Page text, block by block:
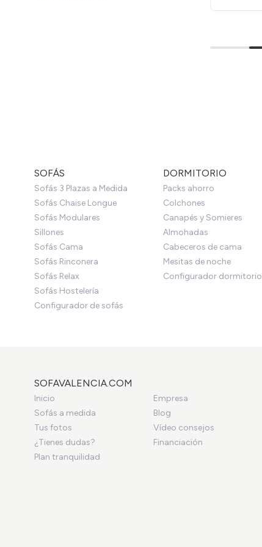
SOFÁS
Sofás 3 Plazas a Medida
Sofás Chaise Longue
Sofás Modulares
Sillones
Sofás Cama
Sofás Rinconera
Sofás Relax
Sofás Hostelería
Configurador de sofás
DORMITORIO
Packs ahorro
Colchones
Canapés y Somieres
Almohadas
Cabeceros de cama
Mesitas de noche
Configurador dormitorio
SOFAVALENCIA.COM
Inicio
Empresa
Sofás a medida
Blog
Tus fotos
Vídeo consejos
¿Tienes dudas?
Financiación
Plan tranquilidad